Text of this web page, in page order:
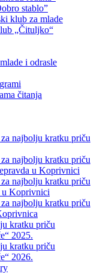
stablo”
klub za mlade
„Čituljko“
i odrasle
čitanja
najbolju kratku priču
najbolju kratku priču
u Koprivnici
najbolju kratku priču
u Koprivnici
najbolju kratku priču
kratku priču
2025.
kratku priču
2026.